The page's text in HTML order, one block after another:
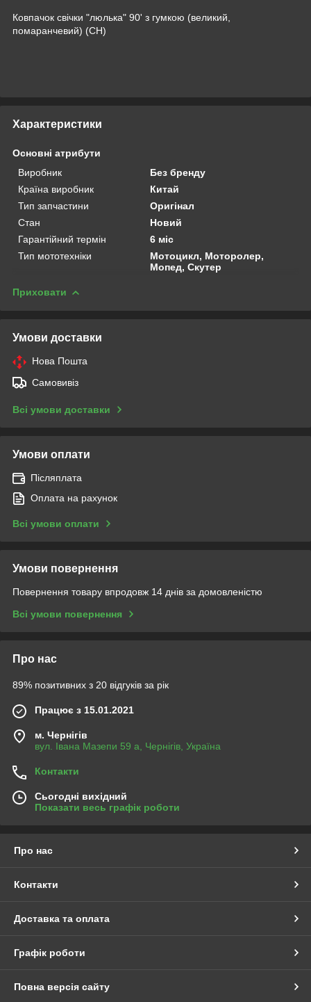
Ковпачок свічки "люлька" 90' з гумкою (великий,
помаранчевий) (СН)
Характеристики
Основні атрибути
Виробник
Без бренду
Країна виробник
Китай
Тип запчастини
Оригінал
Стан
Новий
Гарантійний термін
6 міс
Тип мототехніки
Мотоцикл, Моторолер,
Мопед, Скутер
Приховати
Умови доставки
Нова Пошта
Самовивіз
Всі умови доставки
Умови оплати
Післяплата
Оплата на рахунок
Всі умови оплати
Умови повернення
Повернення товару впродовж 14 днів за домовленістю
Всі умови повернення
Про нас
89% позитивних з 20 відгуків за рік
Працює з 15.01.2021
м. Чернігів
вул. Івана Мазепи 59 а, Чернігів, Україна
Контакти
Сьогодні вихідний
Показати весь графік роботи
Про нас
Контакти
Доставка та оплата
Графік роботи
Повна версія сайту